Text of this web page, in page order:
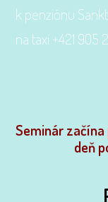
k penziónu
na taxi +421 905
Seminár začína
deň